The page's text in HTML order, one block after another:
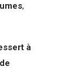
,
à